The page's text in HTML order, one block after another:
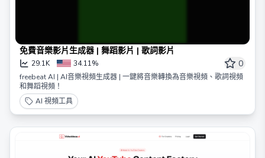
免費音樂影片生成器 | 舞蹈影片 | 歌詞影片
29.1K 34.11% 0
freebeat AI | AI音樂視頻生成器 | 一鍵將音樂轉換為音樂視頻、歌詞視頻
和舞蹈視頻！
AI 視頻工具